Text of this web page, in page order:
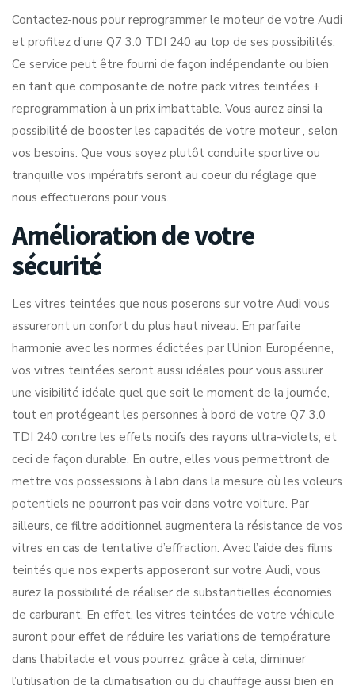
Contactez-nous pour reprogrammer le moteur de votre Audi
et profitez d’une Q7 3.0 TDI 240 au top de ses possibilités.
Ce service peut être fourni de façon indépendante ou bien
en tant que composante de notre pack vitres teintées +
reprogrammation à un prix imbattable. Vous aurez ainsi la
possibilité de booster les capacités de votre moteur , selon
vos besoins. Que vous soyez plutôt conduite sportive ou
tranquille vos impératifs seront au coeur du réglage que
nous effectuerons pour vous.
Amélioration de votre
sécurité
Les vitres teintées que nous poserons sur votre Audi vous
assureront un confort du plus haut niveau. En parfaite
harmonie avec les normes édictées par l’Union Européenne,
vos vitres teintées seront aussi idéales pour vous assurer
une visibilité idéale quel que soit le moment de la journée,
tout en protégeant les personnes à bord de votre Q7 3.0
TDI 240 contre les effets nocifs des rayons ultra-violets, et
ceci de façon durable. En outre, elles vous permettront de
mettre vos possessions à l’abri dans la mesure où les voleurs
potentiels ne pourront pas voir dans votre voiture. Par
ailleurs, ce filtre additionnel augmentera la résistance de vos
vitres en cas de tentative d’effraction. Avec l’aide des films
teintés que nos experts apposeront sur votre Audi, vous
aurez la possibilité de réaliser de substantielles économies
de carburant. En effet, les vitres teintées de votre véhicule
auront pour effet de réduire les variations de température
dans l’habitacle et vous pourrez, grâce à cela, diminuer
l’utilisation de la climatisation ou du chauffage aussi bien en